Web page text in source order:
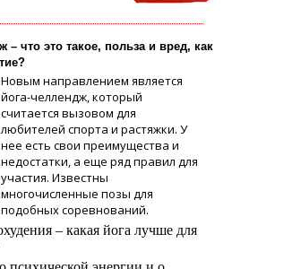
– что это такое, польза и вред, как
Новым направлением является
йога-челлендж, который
считается вызовом для
любителей спорта и растяжки. У
нее есть свои преимущества и
недостатки, а еще ряд правил для
участия. Известны
многочисленные позы для
подобных соревнований.
– какая йога лучше для